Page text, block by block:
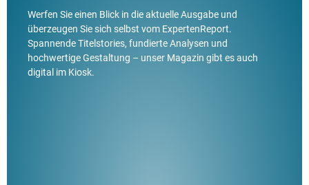
Werfen Sie einen Blick in die aktuelle Ausgabe und
überzeugen Sie sich selbst vom ExpertenReport.
Spannende Titelstories, fundierte Analysen und
hochwertige Gestaltung – unser Magazin gibt es auch
digital im Kiosk.